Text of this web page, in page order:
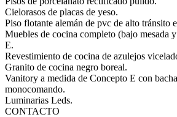
Cielorasos de placas de yeso.
Piso flotante alemán de pvc de alto tránsito
Muebles de cocina completo (bajo mesada
E.
Revestimiento de cocina de azulejos
Granito de cocina negro boreal.
Vanitory a medida de Concepto E con
monocomando.
Luminarias Leds.
CONTACTO